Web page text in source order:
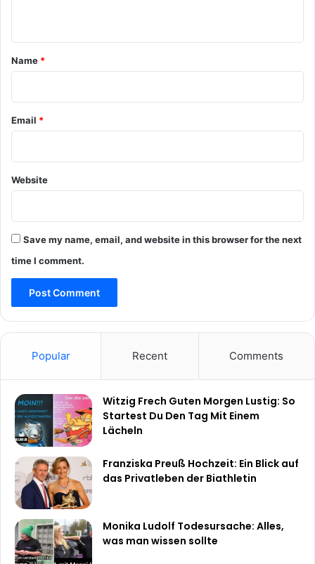
*
Name *
Email *
Website
Save my name, email, and website in this browser for the next
time I comment.
Popular Recent Comments
Witzig Frech Guten Morgen Lustig: So
Startest Du Den Tag Mit Einem
Lächeln
Franziska Preuß Hochzeit: Ein Blick auf
das Privatleben der Biathletin
Monika Ludolf Todesursache: Alles,
was man wissen sollte